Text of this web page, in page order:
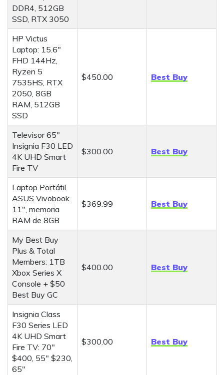
DDR4, 512GB
SSD, RTX 3050
HP Victus
Laptop: 15.6"
FHD 144Hz,
Ryzen 5
7535HS, RTX
2050, 8GB
RAM, 512GB
SSD
$450.00 Best Buy
Televisor 65"
Insignia F30 LED
4K UHD Smart
Fire TV
$300.00 Best Buy
Laptop Portátil
ASUS Vivobook
11", memoria
RAM de 8GB
$369.99 Best Buy
My Best Buy
Plus & Total
Members: 1TB
Xbox Series X
Console + $50
Best Buy GC
$400.00 Best Buy
Insignia Class
F30 Series LED
4K UHD Smart
Fire TV: 70"
$400, 55" $230,
65"
$300.00 Best Buy